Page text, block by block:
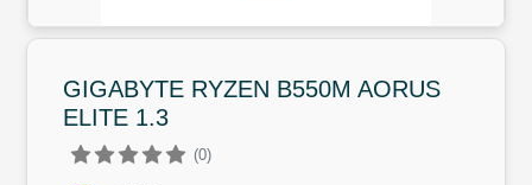
GIGABYTE RYZEN B550M AORUS
ELITE 1.3
(0)